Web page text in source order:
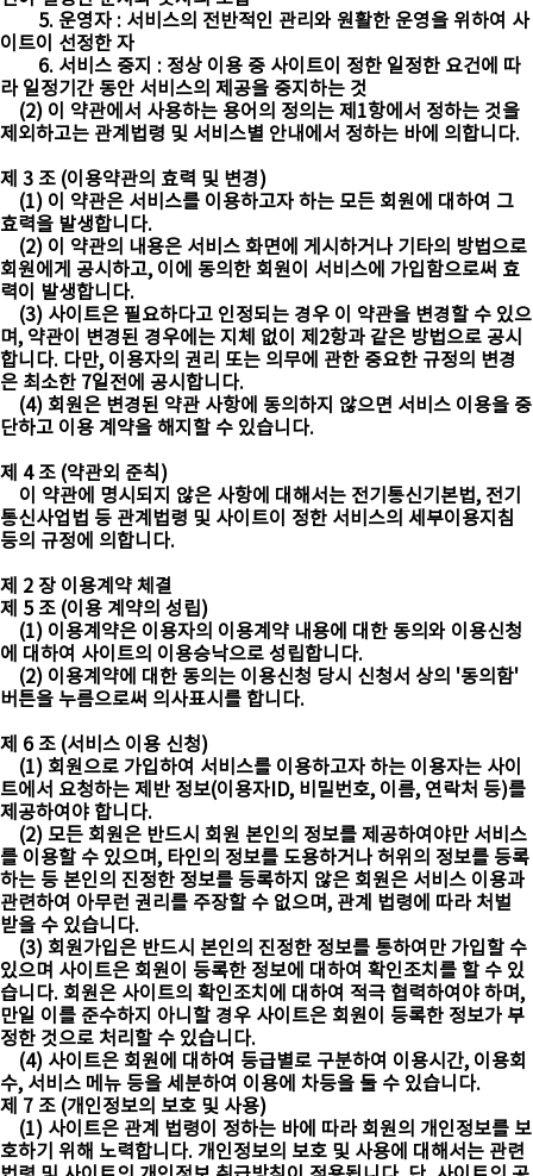
5. 운영자 : 서비스의 전반적인 관리와 원활한 운영을 위하여 사
이트이 선정한 자
6. 서비스 중지 : 정상 이용 중 사이트이 정한 일정한 요건에 따
라 일정기간 동안 서비스의 제공을 중지하는 것
(2) 이 약관에서 사용하는 용어의 정의는 제1항에서 정하는 것을
제외하고는 관계법령 및 서비스별 안내에서 정하는 바에 의합니다.
제 3 조 (이용약관의 효력 및 변경)
(1) 이 약관은 서비스를 이용하고자 하는 모든 회원에 대하여 그
효력을 발생합니다.
(2) 이 약관의 내용은 서비스 화면에 게시하거나 기타의 방법으로
회원에게 공시하고, 이에 동의한 회원이 서비스에 가입함으로써 효
력이 발생합니다.
(3) 사이트은 필요하다고 인정되는 경우 이 약관을 변경할 수 있으
며, 약관이 변경된 경우에는 지체 없이 제2항과 같은 방법으로 공시
합니다. 다만, 이용자의 권리 또는 의무에 관한 중요한 규정의 변경
은 최소한 7일전에 공시합니다.
(4) 회원은 변경된 약관 사항에 동의하지 않으면 서비스 이용을 중
단하고 이용 계약을 해지할 수 있습니다.
제 4 조 (약관외 준칙)
이 약관에 명시되지 않은 사항에 대해서는 전기통신기본법, 전기
통신사업법 등 관계법령 및 사이트이 정한 서비스의 세부이용지침
등의 규정에 의합니다.
제 2 장 이용계약 체결
제 5 조 (이용 계약의 성립)
(1) 이용계약은 이용자의 이용계약 내용에 대한 동의와 이용신청
에 대하여 사이트의 이용승낙으로 성립합니다.
(2) 이용계약에 대한 동의는 이용신청 당시 신청서 상의 '동의함'
버튼을 누름으로써 의사표시를 합니다.
제 6 조 (서비스 이용 신청)
(1) 회원으로 가입하여 서비스를 이용하고자 하는 이용자는 사이
트에서 요청하는 제반 정보(이용자ID, 비밀번호, 이름, 연락처 등)를
제공하여야 합니다.
(2) 모든 회원은 반드시 회원 본인의 정보를 제공하여야만 서비스
를 이용할 수 있으며, 타인의 정보를 도용하거나 허위의 정보를 등록
하는 등 본인의 진정한 정보를 등록하지 않은 회원은 서비스 이용과
관련하여 아무런 권리를 주장할 수 없으며, 관계 법령에 따라 처벌
받을 수 있습니다.
(3) 회원가입은 반드시 본인의 진정한 정보를 통하여만 가입할 수
있으며 사이트은 회원이 등록한 정보에 대하여 확인조치를 할 수 있
습니다. 회원은 사이트의 확인조치에 대하여 적극 협력하여야 하며,
만일 이를 준수하지 아니할 경우 사이트은 회원이 등록한 정보가 부
정한 것으로 처리할 수 있습니다.
(4) 사이트은 회원에 대하여 등급별로 구분하여 이용시간, 이용회
수, 서비스 메뉴 등을 세분하여 이용에 차등을 둘 수 있습니다.
제 7 조 (개인정보의 보호 및 사용)
(1) 사이트은 관계 법령이 정하는 바에 따라 회원의 개인정보를 보
호하기 위해 노력합니다. 개인정보의 보호 및 사용에 대해서는 관련